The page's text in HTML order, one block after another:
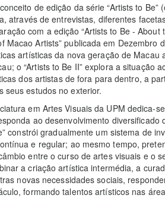
de edição da série “Artists to
através de entrevistas, diferentes
com a edição “Artists to Be -
Macao Artists” publicada em Dezembro
artísticas da nova geração de Macau
o “Artists to Be II” explora a situação
dos artistas de fora para dentro, a
seus estudos no exterior.
em Artes Visuais da UPM dedica-
ao desenvolvimento diversificado
constrói gradualmente um sistema de
e regular; ao mesmo tempo,
entre o curso de artes visuais e o
a criação artística intermédia, a
novas necessidades sociais,
formando talentos artísticos nas